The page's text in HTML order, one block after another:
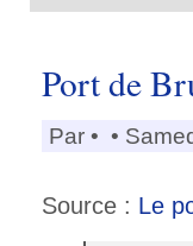
Port de
Par • •
Source : Le